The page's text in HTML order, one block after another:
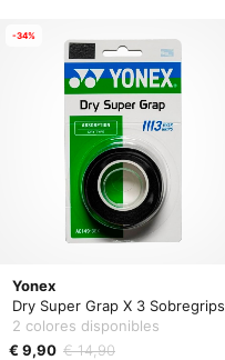
Yonex
Dry Super Grap X 3 Sobregrips
2 colores disponibles
€ 9,90 € 14,90
-34%